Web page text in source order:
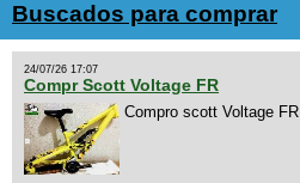
Buscados para comprar
24/07/26 17:07
Compr Scott Voltage FR
Compro scott Voltage FR